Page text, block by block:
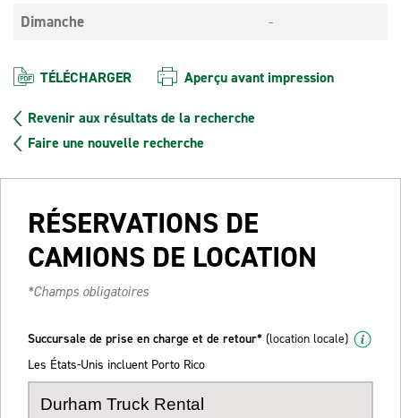
Dimanche
-
TÉLÉCHARGER Aperçu avant impression
Revenir aux résultats de la recherche
Faire une nouvelle recherche
RÉSERVATIONS DE
CAMIONS DE LOCATION
*Champs obligatoires
Succursale de prise en charge et de retour* (location locale)
Les États-Unis incluent Porto Rico